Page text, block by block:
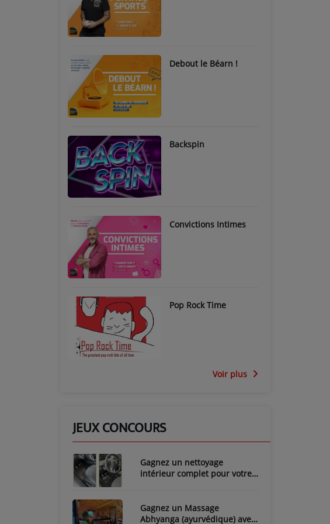
Debout le Béarn !
Backspin
Convictions Intimes
Pop Rock Time
Voir plus
JEUX CONCOURS
Gagnez un nettoyage
intérieur complet pour votre
Gagnez un Massage
Abhyanga (ayurvédique) avec